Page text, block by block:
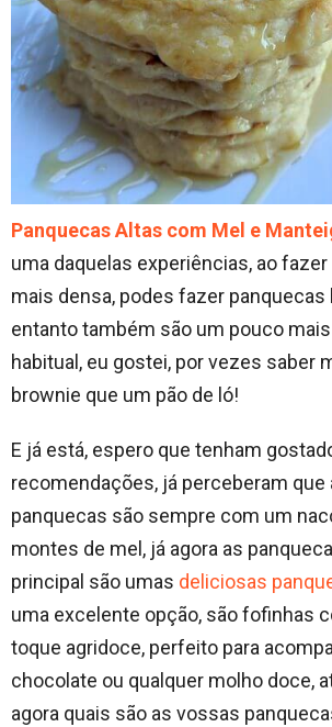
Panquecas Altas com Mel e
uma daquelas experiências, ao
mais densa, podes fazer panquecas
entanto também são um pouco
habitual, eu gostei, por vezes saber
brownie que um pão de ló!
E já está, espero que tenham
recomendações, já perceberam que
panquecas são sempre com um
montes de mel, já agora as
principal são umas deliciosas
uma excelente opção, são fofinhas
toque agridoce, perfeito para
chocolate ou qualquer molho doce,
agora quais são as vossas